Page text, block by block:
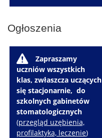
Ogłoszenia
W
Zapraszamy
uczniów wszystkich
klas, zwłaszcza uczących
się stacjonarnie, do
szkolnych gabinetów
stomatologicznych
(przegląd uzębienia,
profilaktyka, leczenie)